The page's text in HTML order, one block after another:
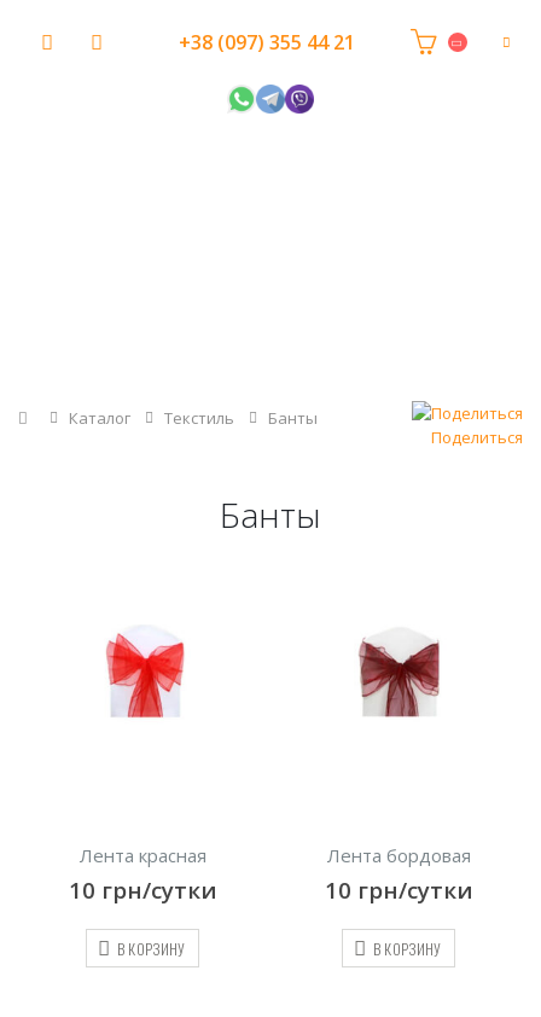
+38 (097) 355 44 21
Главная
Каталог Текстиль
Банты
Поделиться
Банты
Лента красная
10 грн/сутки
В КОРЗИНУ
Лента бордовая
10 грн/сутки
В КОРЗИНУ